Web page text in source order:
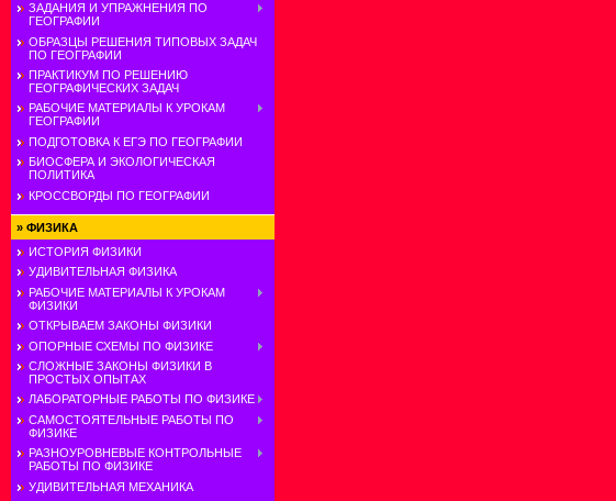
ЗАДАНИЯ И УПРАЖНЕНИЯ ПО
ГЕОГРАФИИ
ОБРАЗЦЫ РЕШЕНИЯ ТИПОВЫХ ЗАДАЧ
ПО ГЕОГРАФИИ
ПРАКТИКУМ ПО РЕШЕНИЮ
ГЕОГРАФИЧЕСКИХ ЗАДАЧ
РАБОЧИЕ МАТЕРИАЛЫ К УРОКАМ
ГЕОГРАФИИ
ПОДГОТОВКА К ЕГЭ ПО ГЕОГРАФИИ
БИОСФЕРА И ЭКОЛОГИЧЕСКАЯ
ПОЛИТИКА
КРОССВОРДЫ ПО ГЕОГРАФИИ
» ФИЗИКА
ИСТОРИЯ ФИЗИКИ
УДИВИТЕЛЬНАЯ ФИЗИКА
РАБОЧИЕ МАТЕРИАЛЫ К УРОКАМ
ФИЗИКИ
ОТКРЫВАЕМ ЗАКОНЫ ФИЗИКИ
ОПОРНЫЕ СХЕМЫ ПО ФИЗИКЕ
СЛОЖНЫЕ ЗАКОНЫ ФИЗИКИ В
ПРОСТЫХ ОПЫТАХ
ЛАБОРАТОРНЫЕ РАБОТЫ ПО ФИЗИКЕ
САМОСТОЯТЕЛЬНЫЕ РАБОТЫ ПО
ФИЗИКЕ
РАЗНОУРОВНЕВЫЕ КОНТРОЛЬНЫЕ
РАБОТЫ ПО ФИЗИКЕ
УДИВИТЕЛЬНАЯ МЕХАНИКА